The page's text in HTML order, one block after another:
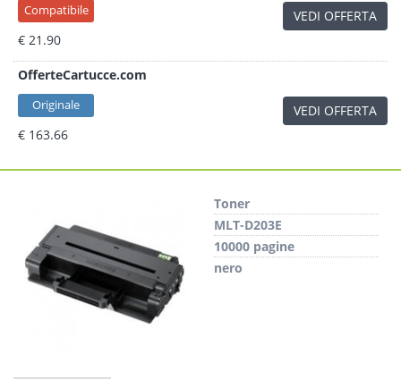
Compatibile
€ 21.90
VEDI OFFERTA
OfferteCartucce.com
Originale
€ 163.66
VEDI OFFERTA
Toner
MLT-D203E
10000 pagine
nero